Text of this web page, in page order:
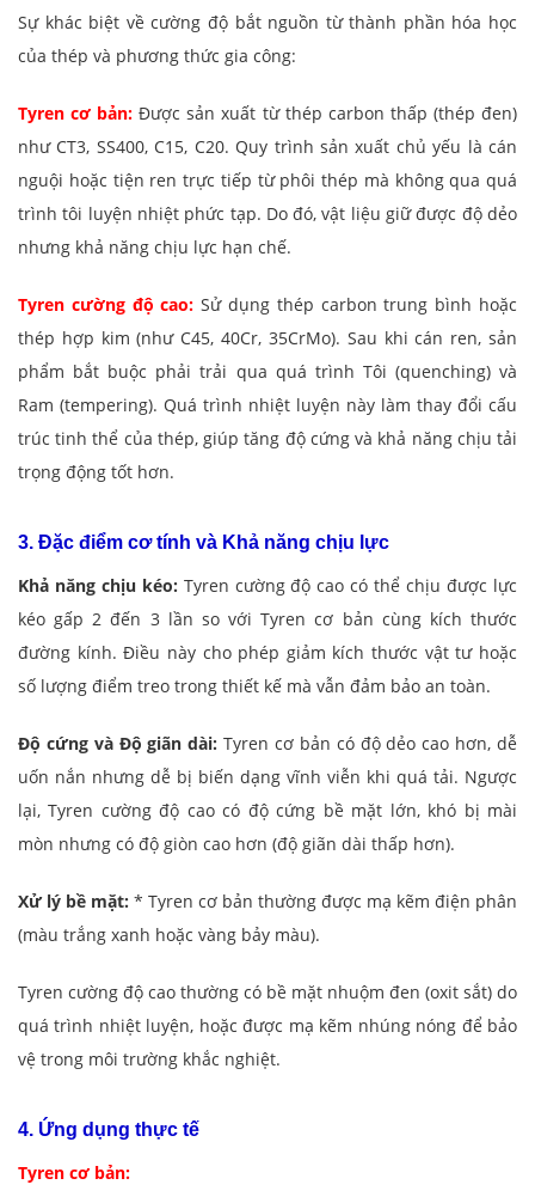
Sự khác biệt về cường độ bắt nguồn từ thành phần hóa học
của thép và phương thức gia công:
Tyren cơ bản: Được sản xuất từ thép carbon thấp (thép đen)
như CT3, SS400, C15, C20. Quy trình sản xuất chủ yếu là cán
nguội hoặc tiện ren trực tiếp từ phôi thép mà không qua quá
trình tôi luyện nhiệt phức tạp. Do đó, vật liệu giữ được độ dẻo
nhưng khả năng chịu lực hạn chế.
Tyren cường độ cao: Sử dụng thép carbon trung bình hoặc
thép hợp kim (như C45, 40Cr, 35CrMo). Sau khi cán ren, sản
phẩm bắt buộc phải trải qua quá trình Tôi (quenching) và
Ram (tempering). Quá trình nhiệt luyện này làm thay đổi cấu
trúc tinh thể của thép, giúp tăng độ cứng và khả năng chịu tải
trọng động tốt hơn.
3. Đặc điểm cơ tính và Khả năng chịu lực
Khả năng chịu kéo: Tyren cường độ cao có thể chịu được lực
kéo gấp 2 đến 3 lần so với Tyren cơ bản cùng kích thước
đường kính. Điều này cho phép giảm kích thước vật tư hoặc
số lượng điểm treo trong thiết kế mà vẫn đảm bảo an toàn.
Độ cứng và Độ giãn dài: Tyren cơ bản có độ dẻo cao hơn, dễ
uốn nắn nhưng dễ bị biến dạng vĩnh viễn khi quá tải. Ngược
lại, Tyren cường độ cao có độ cứng bề mặt lớn, khó bị mài
mòn nhưng có độ giòn cao hơn (độ giãn dài thấp hơn).
Xử lý bề mặt: * Tyren cơ bản thường được mạ kẽm điện phân
(màu trắng xanh hoặc vàng bảy màu).
Tyren cường độ cao thường có bề mặt nhuộm đen (oxit sắt) do
quá trình nhiệt luyện, hoặc được mạ kẽm nhúng nóng để bảo
vệ trong môi trường khắc nghiệt.
4. Ứng dụng thực tế
Tyren cơ bản: